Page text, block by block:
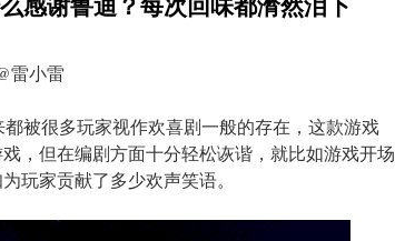
雷小雷
被很多玩家视作欢喜剧一般的存在，这款游戏
，但在编剧方面十分轻松诙谐，就比如游戏开场
玩家贡献了多少欢声笑语。